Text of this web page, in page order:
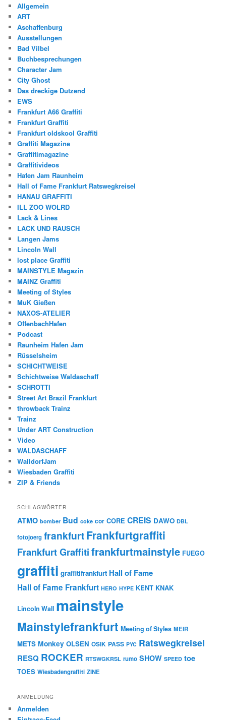
Allgemein
ART
Aschaffenburg
Ausstellungen
Bad Vilbel
Buchbesprechungen
Character Jam
City Ghost
Das dreckige Dutzend
EWS
Frankfurt A66 Graffiti
Frankfurt Graffiti
Frankfurt oldskool Graffiti
Graffiti Magazine
Graffitimagazine
Graffitivideos
Hafen Jam Raunheim
Hall of Fame Frankfurt Ratswegkreisel
HANAU GRAFFITI
ILL ZOO WOLRD
Lack & Lines
LACK UND RAUSCH
Langen Jams
Lincoln Wall
lost place Graffiti
MAINSTYLE Magazin
MAINZ Graffiti
Meeting of Styles
MuK Gießen
NAXOS-ATELIER
OffenbachHafen
Podcast
Raunheim Hafen Jam
Rüsselsheim
SCHICHTWEISE
Schichtweise Waldaschaff
SCHROTTI
Street Art Brazil Frankfurt
throwback Trainz
Trainz
Under ART Construction
Video
WALDASCHAFF
WalldorfJam
Wiesbaden Graffiti
ZIP & Friends
SCHLAGWÖRTER
ATMO bomber Bud coke cor CORE CREIS DAWO DBL
fotojoerg frankfurtFrankfurtgraffiti
Frankfurt Graffitifrankfurtmainstyle FUEGO
graffiti graffitifrankfurt Hall of Fame
Hall of Fame Frankfurt HERO HYPE KENT KNAK
Lincoln Wall mainstyle
Mainstylefrankfurt Meeting of Styles MEIR
METS Monkey OLSEN OSIK PASS PYC Ratswegkreisel
RESQ ROCKER RTSWGKRSL rumo SHOW SPEED toe
TOES Wiesbadengraffiti ZINE
ANMELDUNG
Anmelden